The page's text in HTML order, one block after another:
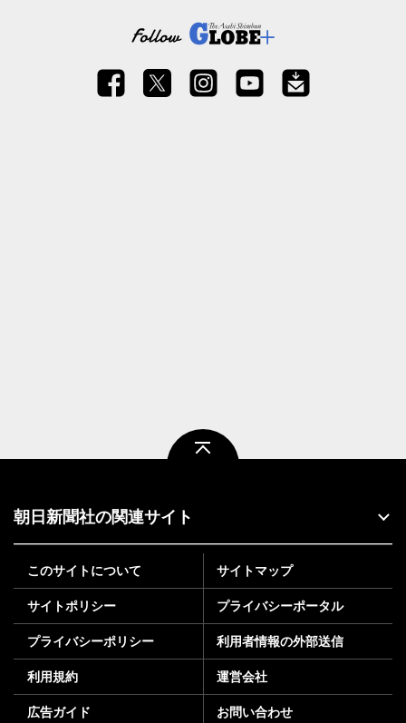
朝日新聞社の関連サイト
このサイトについて サイトマップ
サイトポリシー プライバシーポータル
プライバシーポリシー 利用者情報の外部送信
利用規約 運営会社
広告ガイド お問い合わせ